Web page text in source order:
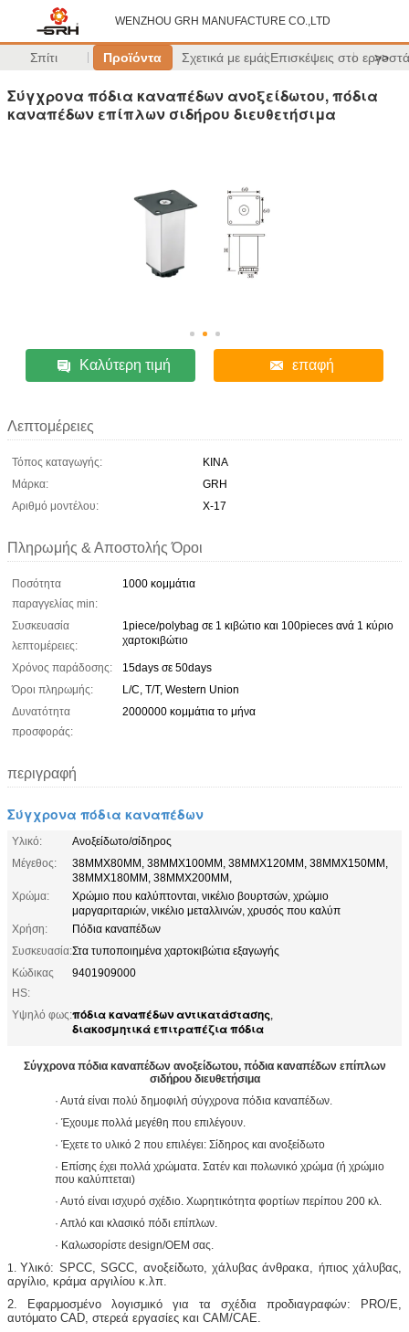
WENZHOU GRH MANUFACTURE CO.,LTD
Σπίτι Προϊόντα Σχετικά με εμάςΕπισκέψεις στο >>
Σύγχρονα πόδια καναπέδων ανοξείδωτου, πόδια
καναπέδων επίπλων σιδήρου διευθετήσιμα
Καλύτερη τιμή επαφή
Λεπτομέρειες
Τόπος καταγωγής:
ΚΙΝΑ
Μάρκα:
GRH
Αριθμό μοντέλου:
Χ-17
Πληρωμής & Αποστολής Όροι
Ποσότητα
παραγγελίας min:
1000 κομμάτια
Συσκευασία
λεπτομέρειες:
1piece/polybag σε 1 κιβώτιο και 100pieces ανά 1 κύριο
χαρτοκιβώτιο
Χρόνος παράδοσης:
15days σε 50days
Όροι πληρωμής:
L/C, T/T, Western Union
Δυνατότητα
προσφοράς:
2000000 κομμάτια το μήνα
περιγραφή
Σύγχρονα πόδια καναπέδων
Υλικό:
Ανοξείδωτο/σίδηρος
Μέγεθος:
38MMX80MM, 38MMX100MM, 38MMX120MM, 38MMX150MM,
38MMX180MM, 38MMX200MM,
Χρώμα:
Χρώμιο που καλύπτονται, νικέλιο βουρτσών, χρώμιο
μαργαριταριών, νικέλιο μεταλλινών, χρυσός που καλύπ
Χρήση:
Πόδια καναπέδων
Συσκευασία:Στα τυποποιημένα χαρτοκιβώτια εξαγωγής
Κώδικας
HS:
9401909000
Υψηλό φως:πόδια καναπέδων αντικατάστασης,
διακοσμητικά επιτραπέζια πόδια
Σύγχρονα πόδια καναπέδων ανοξείδωτου, πόδια καναπέδων επίπλων
σιδήρου διευθετήσιμα
· Αυτά είναι πολύ δημοφιλή σύγχρονα πόδια καναπέδων.
· Έχουμε πολλά μεγέθη που επιλέγουν.
· Έχετε το υλικό 2 που επιλέγει: Σίδηρος και ανοξείδωτο
· Επίσης έχει πολλά χρώματα. Σατέν και πολωνικό χρώμα (ή χρώμιο
που καλύπτεται)
· Αυτό είναι ισχυρό σχέδιο. Χωρητικότητα φορτίων περίπου 200 κλ.
· Απλό και κλασικό πόδι επίπλων.
· Καλωσορίστε design/OEM σας.
1.Υλικό: SPCC, SGCC, ανοξείδωτο, χάλυβας άνθρακα, ήπιος χάλυβας,
αργίλιο, κράμα αργιλίου κ.λπ.
2. Εφαρμοσμένο λογισμικό για τα σχέδια προδιαγραφών: PRO/E,
αυτόματο CAD, στερεά εργασίες και CAM/CAE.